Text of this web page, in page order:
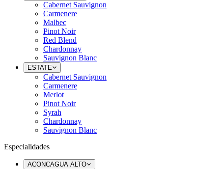
Cabernet Sauvignon
Carmenere
Malbec
Pinot Noir
Red Blend
Chardonnay
Sauvignon Blanc
ESTATE
Cabernet Sauvignon
Carmenere
Merlot
Pinot Noir
Syrah
Chardonnay
Sauvignon Blanc
Especialidades
ACONCAGUA ALTO